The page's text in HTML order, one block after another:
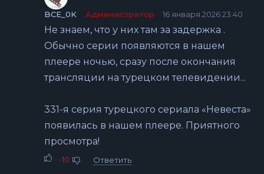
BCE_0K Администратор 16 января 2026 23:40
Не знаем, что у них там за задержка .
Обычно серии появляются в нашем
плеере ночью, сразу после окончания
трансляции на турецком телевидении...
331-я серия турецкого сериала «Невеста»
появилась в нашем плеере. Приятного
просмотра!
-10 Ответить